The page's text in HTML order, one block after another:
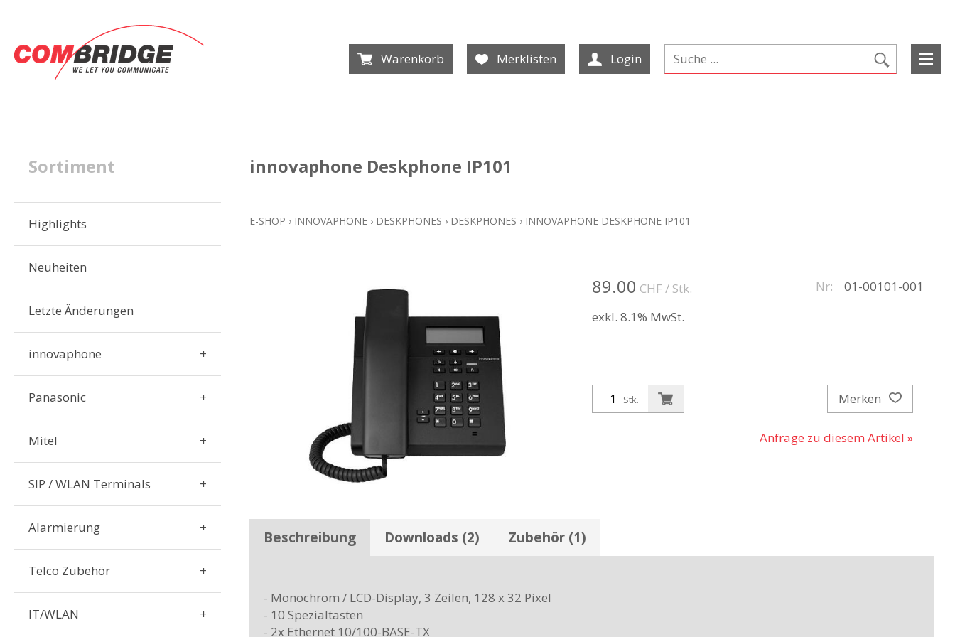
Warenkorb Merklisten Login
Sortiment
Highlights
Neuheiten
Letzte Änderungen
innovaphone
Panasonic
Mitel
SIP / WLAN Terminals
Alarmierung
Telco Zubehör
IT/WLAN
innovaphone Deskphone IP101
E-SHOP › INNOVAPHONE › DESKPHONES › DESKPHONES › INNOVAPHONE DESKPHONE IP101
89.00 CHF/ Stk.
exkl. 8.1% MwSt.
Nr: 01-00101-001
Stk. Merken
Anfrage zu diesem Artikel »
Beschreibung Downloads (2) Zubehör (1)
- Monochrom / LCD-Display, 3 Zeilen, 128 x 32 Pixel
- 10 Spezialtasten
- 2x Ethernet 10/100-BASE-TX